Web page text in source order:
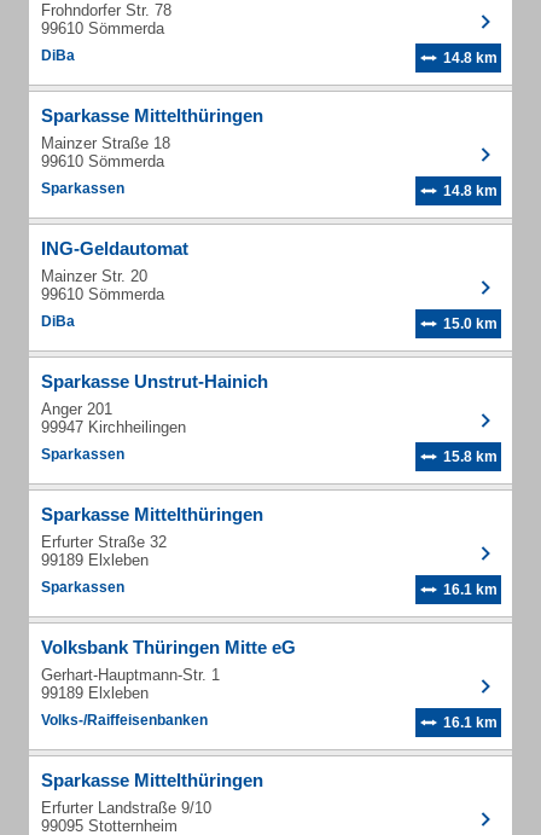
Frohndorfer Str. 78
99610 Sömmerda
DiBa 14.8 km
Sparkasse Mittelthüringen
Mainzer Straße 18
99610 Sömmerda
Sparkassen 14.8 km
ING-Geldautomat
Mainzer Str. 20
99610 Sömmerda
DiBa 15.0 km
Sparkasse Unstrut-Hainich
Anger 201
99947 Kirchheilingen
Sparkassen 15.8 km
Sparkasse Mittelthüringen
Erfurter Straße 32
99189 Elxleben
Sparkassen 16.1 km
Volksbank Thüringen Mitte eG
Gerhart-Hauptmann-Str. 1
99189 Elxleben
Volks-/Raiffeisenbanken 16.1 km
Sparkasse Mittelthüringen
Erfurter Landstraße 9/10
99095 Stotternheim